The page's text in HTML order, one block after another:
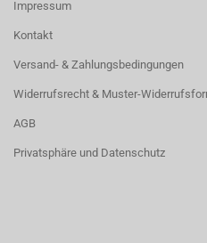
Impressum
Kontakt
Versand- & Zahlungsbedingungen
Widerrufsrecht & Muster-
AGB
Privatsphäre und Datenschutz